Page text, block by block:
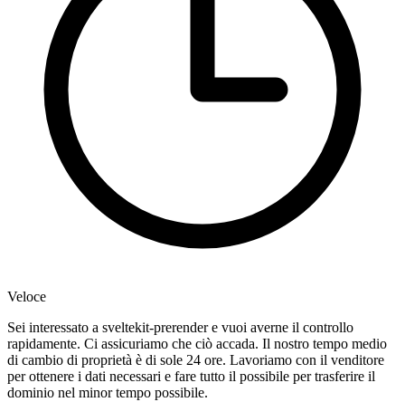
Veloce
Sei interessato a sveltekit-prerender e vuoi averne il controllo
rapidamente. Ci assicuriamo che ciò accada. Il nostro tempo medio
di cambio di proprietà è di sole 24 ore. Lavoriamo con il venditore
per ottenere i dati necessari e fare tutto il possibile per trasferire il
dominio nel minor tempo possibile.